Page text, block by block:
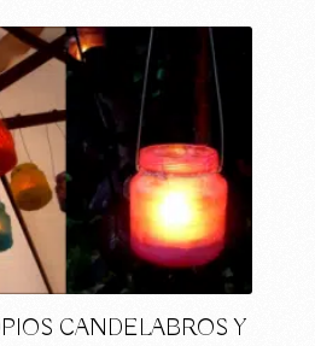
CANDELABROS Y